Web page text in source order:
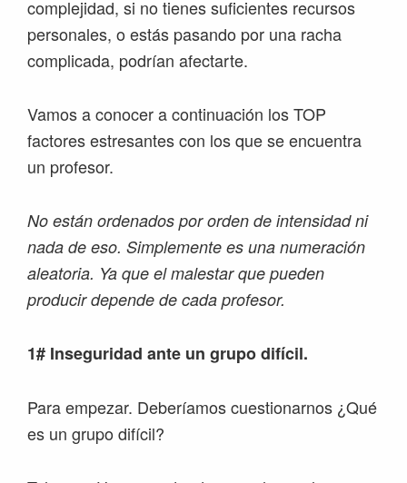
complejidad, si no tienes suficientes recursos
personales, o estás pasando por una racha
complicada, podrían afectarte.
Vamos a conocer a continuación los TOP
factores estresantes con los que se encuentra
un profesor.
No están ordenados por orden de intensidad ni
nada de eso. Simplemente es una numeración
aleatoria. Ya que el malestar que pueden
producir depende de cada profesor.
1# Inseguridad ante un grupo difícil.
Para empezar. Deberíamos cuestionarnos ¿Qué
es un grupo difícil?